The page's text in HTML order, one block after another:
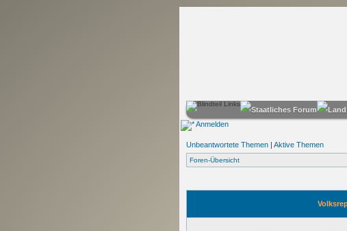
Anmelden
Unbeantwortete Themen | Aktive Themen
Foren-Übersicht